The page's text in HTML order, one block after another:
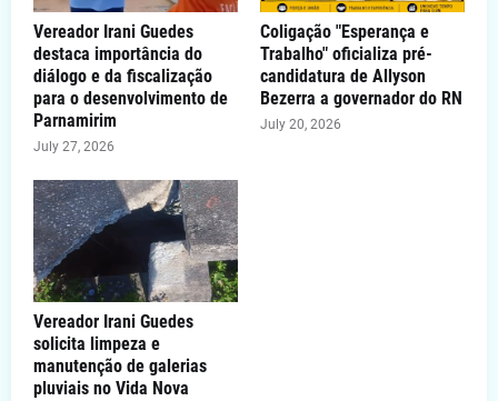
Vereador Irani Guedes
destaca importância do
diálogo e da fiscalização
para o desenvolvimento de
Parnamirim
July 27, 2026
Coligação "Esperança e
Trabalho" oficializa pré-
candidatura de Allyson
Bezerra a governador do RN
July 20, 2026
Vereador Irani Guedes
solicita limpeza e
manutenção de galerias
pluviais no Vida Nova